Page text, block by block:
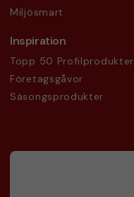
Miljösmart
Inspiration
Topp 50 Profilprodukter
Företagsgåvor
Säsongsprodukter